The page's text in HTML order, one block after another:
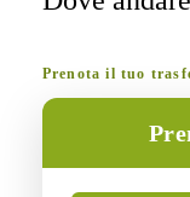
Prenota il tuo